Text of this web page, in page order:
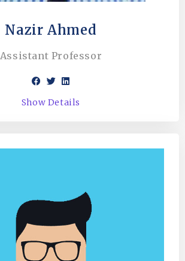
Nazir Ahmed
Assistant Professor
Show Details